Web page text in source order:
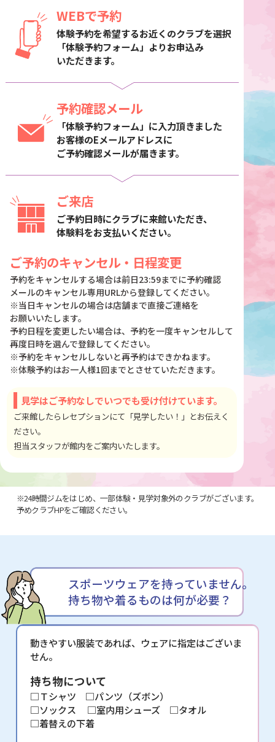
WEBで予約
体験予約を希望するお近くのクラブを選択
「体験予約フォーム」よりお申込み
いただきます。
予約確認メール
「体験予約フォーム」に入力頂きました
お客様のEメールアドレスに
ご予約確認メールが届きます。
ご来店
ご予約日時にクラブに来館いただき、
体験料をお支払いください。
ご予約のキャンセル・日程変更
予約をキャンセルする場合は前日23:59までに予約確認
メールのキャンセル専用URLから登録してください。
※当日キャンセルの場合は店舗まで直接ご連絡を
お願いいたします。
予約日程を変更したい場合は、予約を一度キャンセルして
再度日時を選んで登録してください。
※予約をキャンセルしないと再予約はできかねます。
※体験予約はお一人様1回までとさせていただきます。
見学はご予約なしでいつでも受け付けています。
ご来館したらレセプションにて「見学したい！」とお伝えく
ださい。
担当スタッフが館内をご案内いたします。
※24時間ジムをはじめ、一部体験・見学対象外のクラブがございます。
予めクラブHPをご確認ください。
スポーツウェアを持っていません。
持ち物や着るものは何が必要？
動きやすい服装であれば、ウェアに指定はございま
せん。
持ち物について
□Ｔシャツ □パンツ（ズボン）
□ソックス
□室内用シューズ □タオル
□着替えの下着